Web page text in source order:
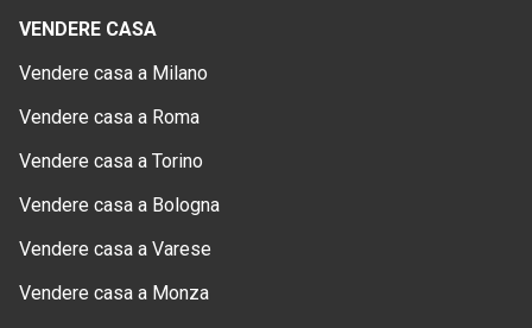
VENDERE CASA
Vendere casa a Milano
Vendere casa a Roma
Vendere casa a Torino
Vendere casa a Bologna
Vendere casa a Varese
Vendere casa a Monza